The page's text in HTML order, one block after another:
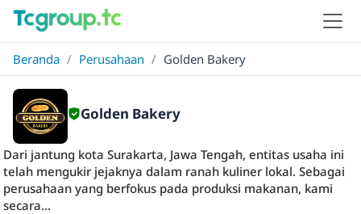
Beranda / Perusahaan / Golden Bakery
Golden Bakery
Dari jantung kota Surakarta, Jawa Tengah, entitas usaha ini
telah mengukir jejaknya dalam ranah kuliner lokal. Sebagai
perusahaan yang berfokus pada produksi makanan, kami
secara...